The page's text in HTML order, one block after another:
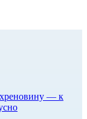
хреновину — к